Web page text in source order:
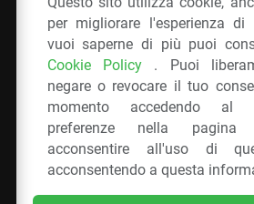
Plastiche da
C.F.
Via San Vittore 36 20123
Tel.: 02
Tutti i diritti riservati Privacy
per migliorare l'esperienza di
vuoi saperne di più puoi
Cookie Policy . Puoi
negare o revocare il tuo
momento accedendo al
preferenze nella pagina
acconsentire all'uso di
acconsentendo a questa